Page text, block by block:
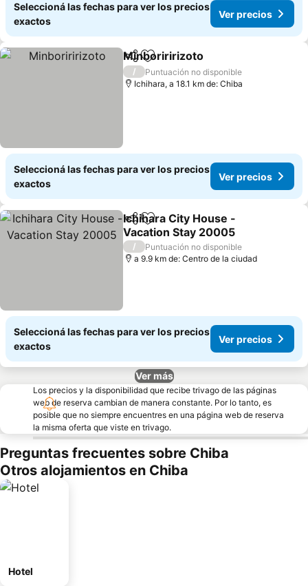
Seleccioná las fechas para ver los precios
exactos
Ver precios
CompartirAñadir a favoritos
Minboriririzoto
/
Puntuación no disponible
Ichihara, a 18.1 km de: Chiba
Seleccioná las fechas para ver los precios
exactos
Ver precios
CompartirAñadir a favoritos
Ichihara City House -
Vacation Stay 20005
/
Puntuación no disponible
a 9.9 km de: Centro de la ciudad
Seleccioná las fechas para ver los precios
exactos
Ver precios
Ver más
Los precios y la disponibilidad que recibe trivago de las páginas
web de reserva cambian de manera constante. Por lo tanto, es
posible que no siempre encuentres en una página web de reserva
la misma oferta que viste en trivago.
Preguntas frecuentes sobre Chiba
Otros alojamientos en Chiba
Hotel